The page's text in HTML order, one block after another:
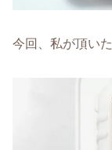
今回、私が頂いた